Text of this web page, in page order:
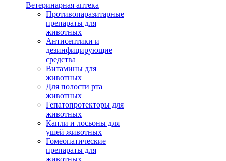
Ветеринарная аптека
Противопаразитарные
препараты для
животных
Антисептики и
дезинфицирующие
средства
Витамины для
животных
Для полости рта
животных
Гепатопротекторы для
животных
Капли и лосьоны для
ушей животных
Гомеопатические
препараты для
животных